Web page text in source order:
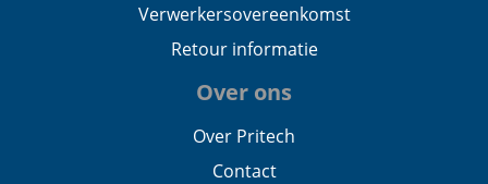
Verwerkersovereenkomst
Retour informatie
Over ons
Over Pritech
Contact